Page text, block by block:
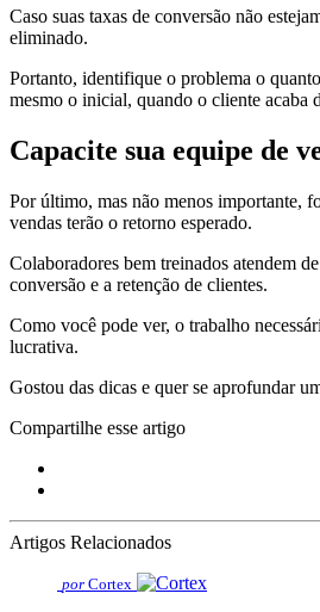
Caso suas taxas de conversão não
eliminado.
Portanto, identifique o problema o
mesmo o inicial, quando o cliente acaba
Capacite sua equipe de
Por último, mas não menos importante,
vendas terão o retorno esperado.
Colaboradores bem treinados atendem
conversão e a retenção de clientes.
Como você pode ver, o trabalho
lucrativa.
Gostou das dicas e quer se aprofundar
Compartilhe esse artigo
Artigos Relacionados
por Cortex